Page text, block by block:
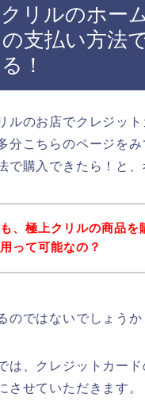
リルのホー
支払い方法
！
ルのお店でクレジッ
分こちらのページを
で購入できたら！と
、極上クリルの商品
って可能なの？
のではないでしょうか
は、クレジットカー
させていただきます。